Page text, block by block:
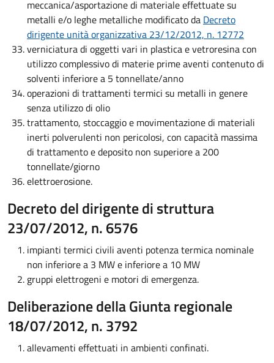
meccanica/asportazione di materiale effettuate su
metalli e/o leghe metalliche modificato da Decreto
dirigente unità organizzativa 23/12/2012, n. 12772
verniciatura di oggetti vari in plastica e vetroresina con
utilizzo complessivo di materie prime aventi contenuto di
solventi inferiore a 5 tonnellate/anno
operazioni di trattamenti termici su metalli in genere
senza utilizzo di olio
trattamento, stoccaggio e movimentazione di materiali
inerti polverulenti non pericolosi, con capacità massima
di trattamento e deposito non superiore a 200
tonnellate/giorno
elettroerosione.
Decreto del dirigente di struttura
23/07/2012, n. 6576
impianti termici civili aventi potenza termica nominale
non inferiore a 3 MW e inferiore a 10 MW
gruppi elettrogeni e motori di emergenza.
Deliberazione della Giunta regionale
18/07/2012, n. 3792
allevamenti effettuati in ambienti confinati.